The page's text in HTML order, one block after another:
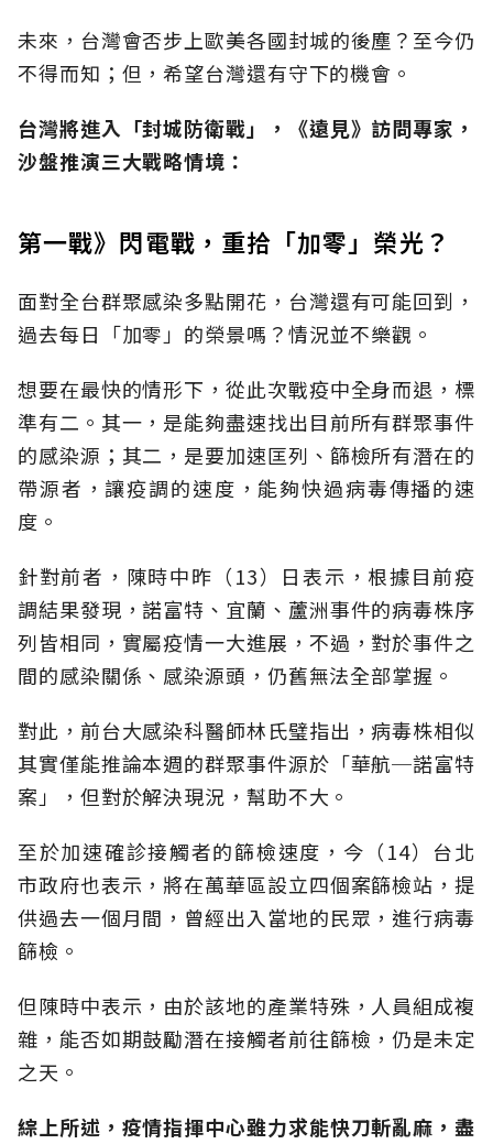
未來，台灣會否步上歐美各國封城的後塵？至今仍
不得而知；但，希望台灣還有守下的機會。
台灣將進入「封城防衛戰」，
《遠見》訪問專家，
沙盤推演三大戰略情境：
第一戰》閃電戰，重拾「加零」榮光？
面對全台群聚感染多點開花，台灣還有可能回到，
過去每日「加零」的榮景嗎？情況並不樂觀。
想要在最快的情形下，從此次戰疫中全身而退，標
準有二。其一，是能夠盡速找出目前所有群聚事件
的感染源；其二，是要加速匡列、篩檢所有潛在的
帶源者，讓疫調的速度，能夠快過病毒傳播的速
度。
針對前者，陳時中昨（13）日表示，根據目前疫
調結果發現，諾富特、宜蘭、蘆洲事件的病毒株序
列皆相同，實屬疫情一大進展，不過，對於事件之
間的感染關係、感染源頭，仍舊無法全部掌握。
對此，前台大感染科醫師林氏璧指出，病毒株相似
其實僅能推論本週的群聚事件源於「華航─諾富特
案」，但對於解決現況，幫助不大。
至於加速確診接觸者的篩檢速度，今（14）台北
市政府也表示，將在萬華區設立四個案篩檢站，提
供過去一個月間，曾經出入當地的民眾，進行病毒
篩檢。
但陳時中表示，由於該地的產業特殊，人員組成複
雜，能否如期鼓勵潛在接觸者前往篩檢，仍是未定
之天。
綜上所述，疫情指揮中心雖力求能快刀斬亂麻，盡